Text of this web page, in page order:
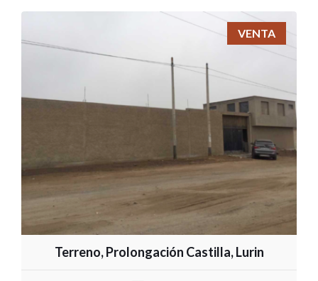
VENTA
Terreno, Prolongación Castilla, Lurin